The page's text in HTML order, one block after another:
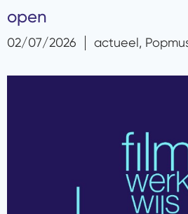
open
02/07/2026 actueel,